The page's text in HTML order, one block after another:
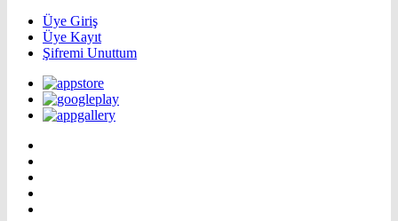
Üye Giriş
Üye Kayıt
Şifremi Unuttum